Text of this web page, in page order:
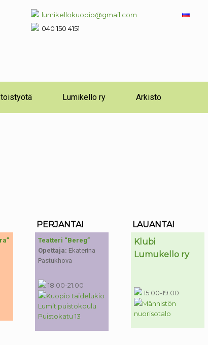
lumikellokuopio@gmail.com
040 150 4151
Lumikello ry Arkisto
PERJANTAI
Teatteri “Bereg”
Opettaja: Ekaterina
Pastukhova
18.00-21.00
Kuopio taidelukio
Lumit puistokoulu
Puistokatu 13
LAUANTAI
Klubi
Lumukello ry
15.00-19.00
Männistön
nuorisotalo